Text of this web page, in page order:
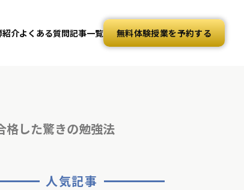
紹介よくある質問記事一覧 無料体験授業を予約する
格した驚きの勉強法
人気記事